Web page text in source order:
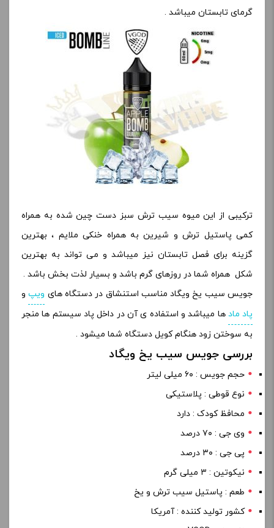
گرمای تابستان میباشد .
ترکیبی از این میوه سیب ترش سبز دست چین شده به همراه
کمی پاستیل ترش و شیرین به همراه خنکی ملایم ، بهترین
گزینه برای فصل تابستان نیز میباشد و می تواند به بهترین
شکل همراه شما در روزهای گرم باشد و بسیار لذت بخش باشد .
جویس سیب یخ ویگاد مناسب استنشاق در دستگاه های ویپو
پاد ماد ها میباشد و استفاده ی آن در داخل پاد سیستم ها منجر
به سوختن زود هنگام کویل دستگاه شما میشود .
بررسی جویس سیب یخ ویگاد
حجم جویس : ۶۰ میلی لیتر
نوع قوطی : پلاستیکی
محافظ کودک : دارد
وی جی : ۷۰ درصد
پی جی : ۳۰ درصد
نیکوتین : ۳ میلی گرم
طعم : پاستیل سیب ترش و یخ
کشور تولید کننده : آمریکا